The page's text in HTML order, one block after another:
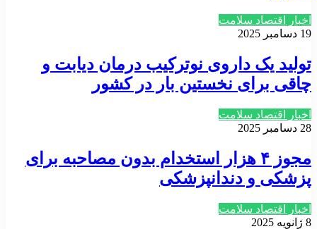
اخبار اقتصاد سلامت
19 دسامبر 2025
تولید یک داروی نوترکیب درمان دیابت و
چاقی برای نخستین بار در کشور
اخبار اقتصاد سلامت
28 دسامبر 2025
مجوز ۴ هزار استخدام بدون مصاحبه برای
پزشکی و دندانپزشکی
اخبار اقتصاد سلامت
8 ژانویه 2025